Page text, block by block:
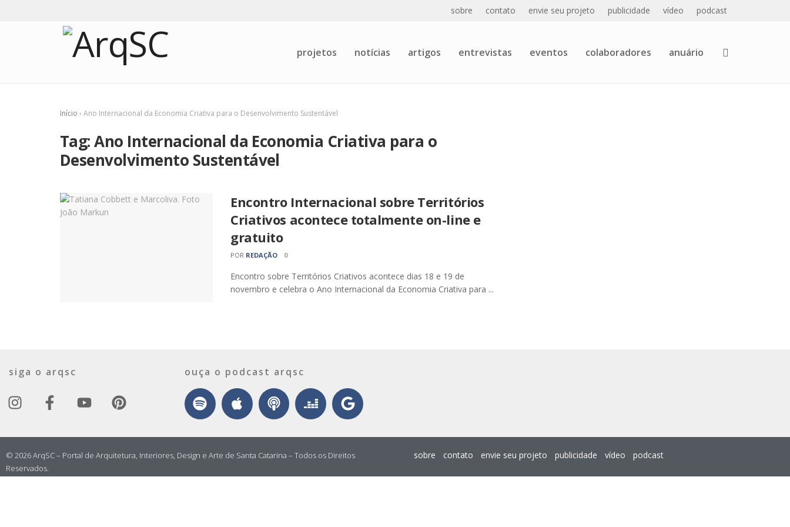
sobre contato envie seu projeto publicidade vídeo podcast
projetos notícias artigos entrevistas eventos colaboradores anuário
Início › Ano Internacional da Economia Criativa para o Desenvolvimento Sustentável
Tag:Ano Internacional da Economia Criativa para o
Desenvolvimento Sustentável
Encontro Internacional sobre Territórios
Criativos acontece totalmente on-line e
gratuito
POR REDAÇÃO 0
Encontro sobre Territórios Criativos acontece dias 18 e 19 de
novembro e celebra o Ano Internacional da Economia Criativa para ...
siga o arqsc ouça o podcast arqsc
© 2026 ArqSC – Portal de Arquitetura, Interiores, Design e Arte de Santa Catarina – Todos os Direitos
Reservados.
sobre contato envie seu projeto publicidade vídeo podcast